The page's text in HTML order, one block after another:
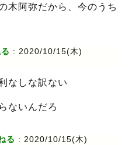
木阿弥だから、今のうち
: 2020/10/15(木)
なしな訳ない
ないんだろ
る : 2020/10/15(木)